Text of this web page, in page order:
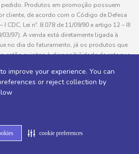
improve your experience. You can
or reject collection by
cookie preferences
Produtos em promoção possuem
cliente, de acordo com o Código de Defesa
CDC, Lei nº. 8.078 de 11/09/90 e artigo 12 – III
03/97). A venda está diretamente ligada à
no dia do faturamento, já os produtos que
estão sujeitos à disponibilidade de estoque
será entregue e o valor do item não será
no site são ilustrativas, podendo haver
real e todos os pedidos estão sujeitos à